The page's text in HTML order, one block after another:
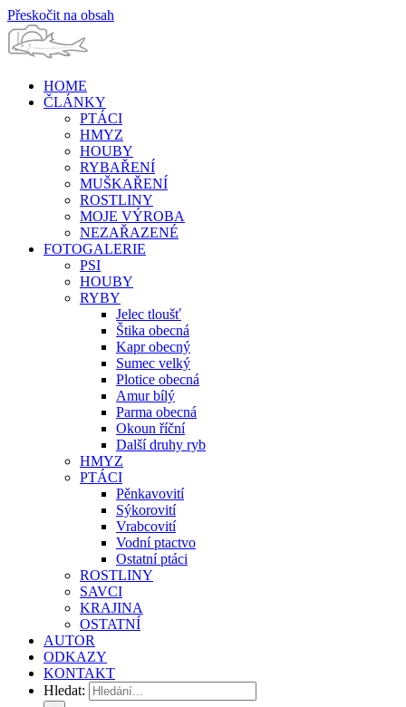
Přeskočit na obsah
HOME
ČLÁNKY
PTÁCI
HMYZ
HOUBY
RYBAŘENÍ
MUŠKAŘENÍ
ROSTLINY
MOJE VÝROBA
NEZAŘAZENÉ
FOTOGALERIE
PSI
HOUBY
RYBY
Jelec tloušť
Štika obecná
Kapr obecný
Sumec velký
Plotice obecná
Amur bílý
Parma obecná
Okoun říční
Další druhy ryb
HMYZ
PTÁCI
Pěnkavovití
Sýkorovití
Vrabcovití
Vodní ptactvo
Ostatní ptáci
ROSTLINY
SAVCI
KRAJINA
OSTATNÍ
AUTOR
ODKAZY
KONTAKT
Hledat: